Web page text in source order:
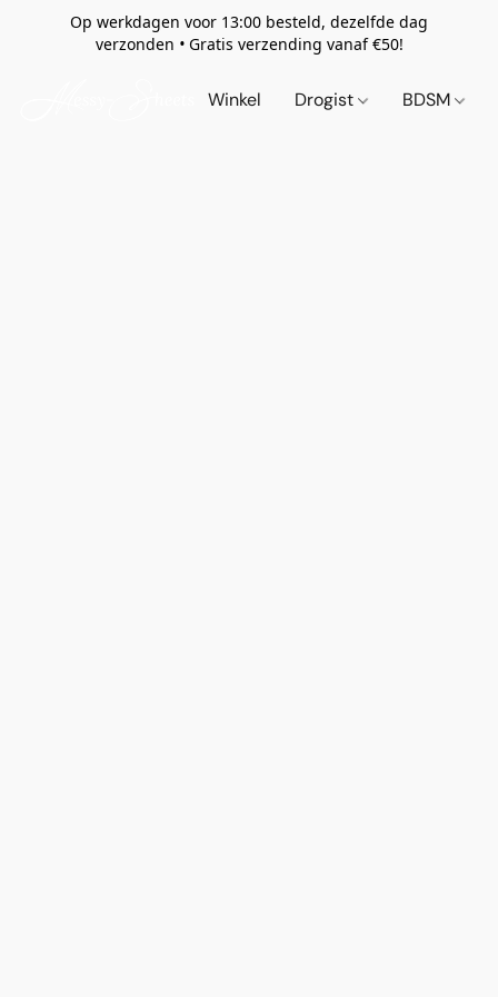
Op werkdagen voor 13:00 besteld, dezelfde dag
verzonden • Gratis verzending vanaf €50!
Winkel Drogist BDSM